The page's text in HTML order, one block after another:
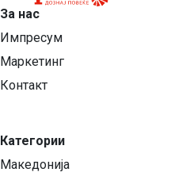
За нас
Импресум
Маркетинг
Контакт
Категории
Македонија